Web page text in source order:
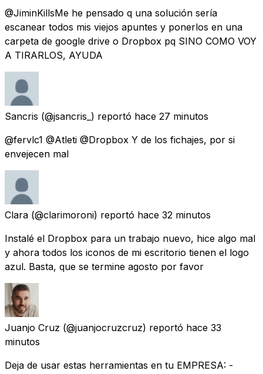
@JiminKillsMe he pensado q una solución sería
escanear todos mis viejos apuntes y ponerlos en una
carpeta de google drive o Dropbox pq SINO COMO VOY
A TIRARLOS, AYUDA
Sancris (@jsancris_) reportó hace 27 minutos
@fervlc1 @Atleti @Dropbox Y de los fichajes, por si
envejecen mal
Clara (@clarimoroni) reportó hace 32 minutos
Instalé el Dropbox para un trabajo nuevo, hice algo mal
y ahora todos los iconos de mi escritorio tienen el logo
azul. Basta, que se termine agosto por favor
Juanjo Cruz (@juanjocruzcruz) reportó hace 33
minutos
Deja de usar estas herramientas en tu EMPRESA: -